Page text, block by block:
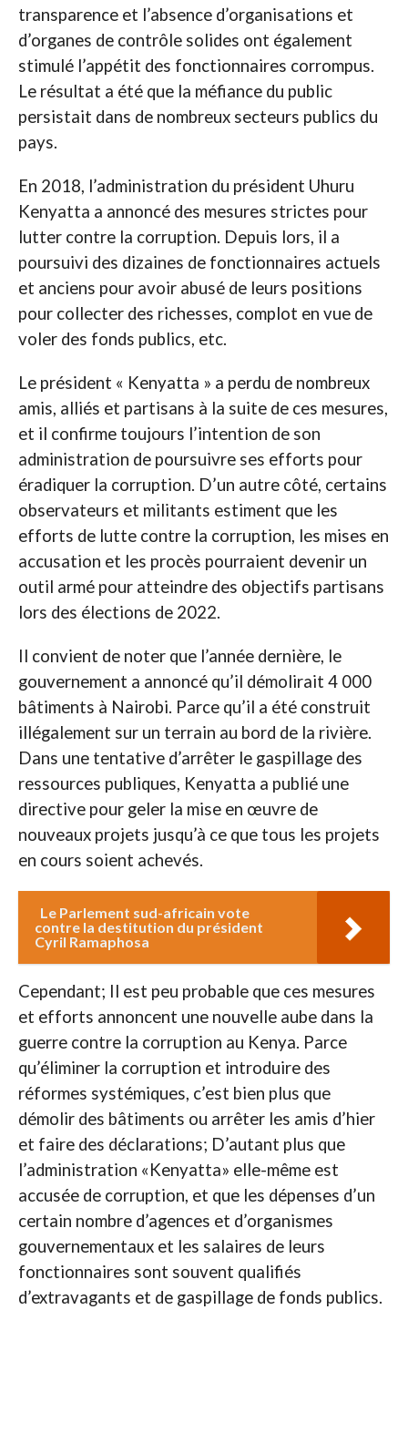
transparence et l’absence d’organisations et
d’organes de contrôle solides ont également
stimulé l’appétit des fonctionnaires corrompus.
Le résultat a été que la méfiance du public
persistait dans de nombreux secteurs publics du
pays.
En 2018, l’administration du président Uhuru
Kenyatta a annoncé des mesures strictes pour
lutter contre la corruption. Depuis lors, il a
poursuivi des dizaines de fonctionnaires actuels
et anciens pour avoir abusé de leurs positions
pour collecter des richesses, complot en vue de
voler des fonds publics, etc.
Le président « Kenyatta » a perdu de nombreux
amis, alliés et partisans à la suite de ces mesures,
et il confirme toujours l’intention de son
administration de poursuivre ses efforts pour
éradiquer la corruption. D’un autre côté, certains
observateurs et militants estiment que les
efforts de lutte contre la corruption, les mises en
accusation et les procès pourraient devenir un
outil armé pour atteindre des objectifs partisans
lors des élections de 2022.
Il convient de noter que l’année dernière, le
gouvernement a annoncé qu’il démolirait 4 000
bâtiments à Nairobi. Parce qu’il a été construit
illégalement sur un terrain au bord de la rivière.
Dans une tentative d’arrêter le gaspillage des
ressources publiques, Kenyatta a publié une
directive pour geler la mise en œuvre de
nouveaux projets jusqu’à ce que tous les projets
en cours soient achevés.
Le Parlement sud-africain vote
contre la destitution du président
Cyril Ramaphosa
Cependant; Il est peu probable que ces mesures
et efforts annoncent une nouvelle aube dans la
guerre contre la corruption au Kenya. Parce
qu’éliminer la corruption et introduire des
réformes systémiques, c’est bien plus que
démolir des bâtiments ou arrêter les amis d’hier
et faire des déclarations; D’autant plus que
l’administration «Kenyatta» elle-même est
accusée de corruption, et que les dépenses d’un
certain nombre d’agences et d’organismes
gouvernementaux et les salaires de leurs
fonctionnaires sont souvent qualifiés
d’extravagants et de gaspillage de fonds publics.